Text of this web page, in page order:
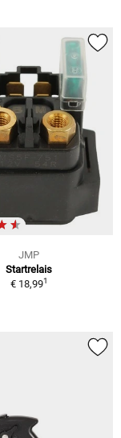
JMP
Startrelais
€ 18,991